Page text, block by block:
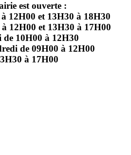
est ouverte :
12H00 et 13H30 à 18H30
12H00 et 13H30 à 17H00
de 10H00 à 12H30
de 09H00 à 12H00
à 17H00